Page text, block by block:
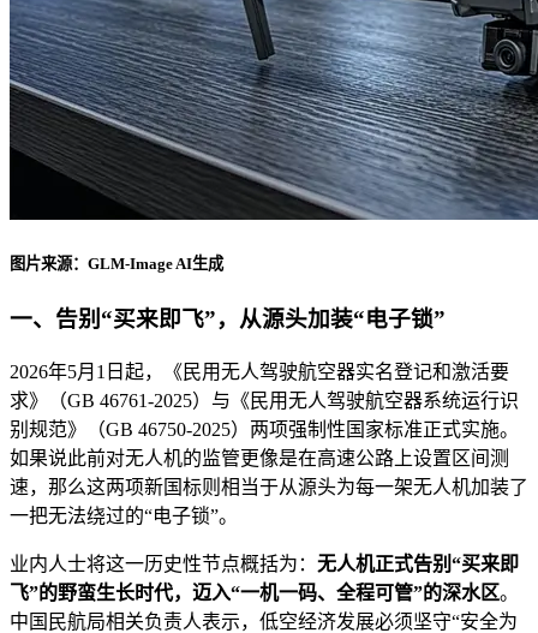
图片来源：GLM-Image AI生成
一、告别“买来即飞”，从源头加装“电子锁”
2026年5月1日起，《民用无人驾驶航空器实名登记和激活要
求》（GB 46761-2025）与《民用无人驾驶航空器系统运行识
别规范》（GB 46750-2025）两项强制性国家标准正式实施。
如果说此前对无人机的监管更像是在高速公路上设置区间测
速，那么这两项新国标则相当于从源头为每一架无人机加装了
一把无法绕过的“电子锁”。
业内人士将这一历史性节点概括为： 无人机正式告别“买来即
飞”的野蛮生长时代，迈入“一机一码、全程可管”的深水区。
中国民航局相关负责人表示，低空经济发展必须坚守“安全为